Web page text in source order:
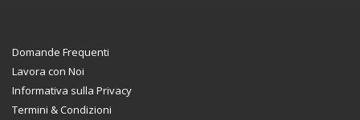
Domande Frequenti
Lavora con Noi
Informativa sulla Privacy
Termini & Condizioni